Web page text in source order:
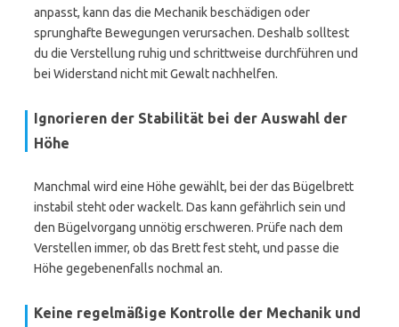
anpasst, kann das die Mechanik beschädigen oder
sprunghafte Bewegungen verursachen. Deshalb solltest
du die Verstellung ruhig und schrittweise durchführen und
bei Widerstand nicht mit Gewalt nachhelfen.
Ignorieren der Stabilität bei der Auswahl der
Höhe
Manchmal wird eine Höhe gewählt, bei der das Bügelbrett
instabil steht oder wackelt. Das kann gefährlich sein und
den Bügelvorgang unnötig erschweren. Prüfe nach dem
Verstellen immer, ob das Brett fest steht, und passe die
Höhe gegebenenfalls nochmal an.
Keine regelmäßige Kontrolle der Mechanik und